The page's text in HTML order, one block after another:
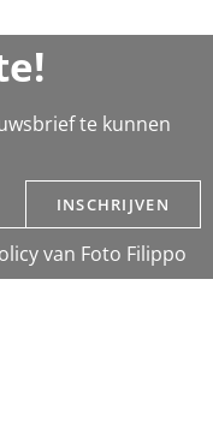
te kunnen
van Foto Filippo
INSCHRIJVEN